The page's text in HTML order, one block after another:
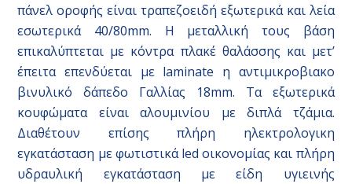
πάνελ οροφής είναι τραπεζοειδή εξωτερικά και λεία
εσωτερικά 40/80mm. Η μεταλλική τους βάση
επικαλύπτεται με κόντρα πλακέ θαλάσσης και μετ’
έπειτα επενδύεται με laminate η αντιμικροβιακο
βινυλικό δάπεδο Γαλλίας 18mm. Τα εξωτερικά
κουφώματα είναι αλουμινίου με διπλά τζάμια.
Διαθέτουν επίσης πλήρη ηλεκτρολογικη
εγκατάσταση με φωτιστικά led οικονομίας και πλήρη
υδραυλική εγκατάσταση με είδη υγιεινής